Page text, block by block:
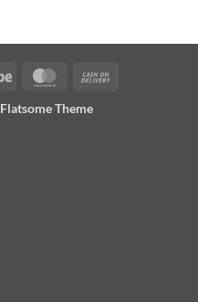
Stripe MasterCard
Flatsome Theme